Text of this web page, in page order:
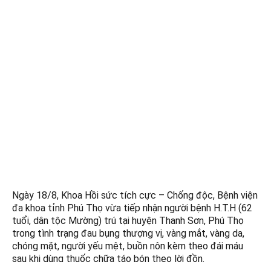
Ngày 18/8, Khoa Hồi sức tích cực – Chống độc, Bệnh viện
đa khoa tỉnh Phú Thọ vừa tiếp nhận người bệnh H.T.H (62
tuổi, dân tộc Mường) trú tại huyện Thanh Sơn, Phú Thọ
trong tình trạng đau bụng thượng vị, vàng mắt, vàng da,
chóng mặt, người yếu mệt, buồn nôn kèm theo đái máu
sau khi dùng thuốc chữa táo bón theo lời đồn.